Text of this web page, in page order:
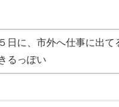
日に、市外へ仕事に出て
るっぽい